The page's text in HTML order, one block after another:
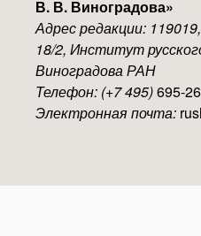
В. В. Виноградова»
Адрес редакции:
18/2, Институт
Виноградова РАН
Телефон: (+7 495)695-
Электронная почта: